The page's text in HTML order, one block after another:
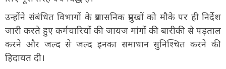
उन्होंने संबंधित विभागों के प्रशासनिक प्रमुखों को मौके पर ही निर्देश
जारी करते हुए कर्मचारियों की जायज मांगों की बारीकी से पड़ताल
करने और जल्द से जल्द इनका समाधान सुनिश्चित करने की
हिदायत दी।